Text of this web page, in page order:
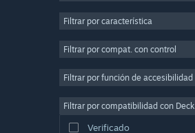
Casuales
Simuladores
Producción de video
Filtrar por característica
Filtrar por compat. con control
Filtrar por función de accesibilidad
Filtrar por compatibilidad con Deck
Verificado